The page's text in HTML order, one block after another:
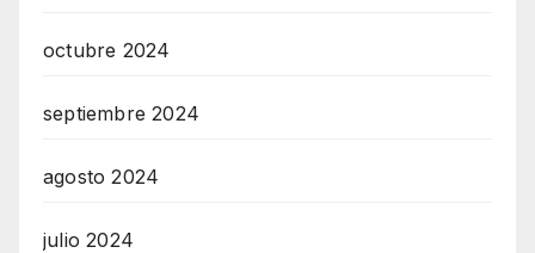
octubre 2024
septiembre 2024
agosto 2024
julio 2024